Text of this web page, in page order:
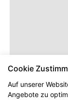
Cookie
Auf unserer
Angebote zu